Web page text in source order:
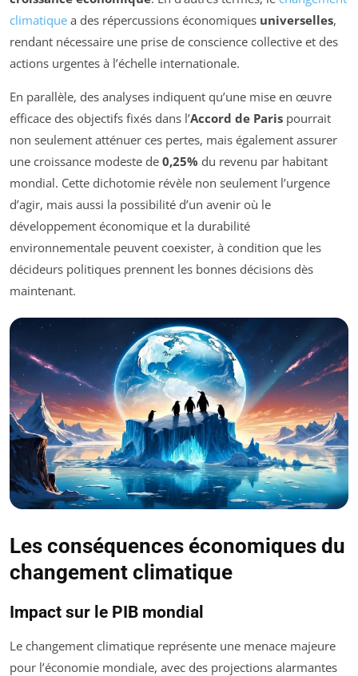
climatique a des répercussions économiques universelles,
rendant nécessaire une prise de conscience collective et des
actions urgentes à l’échelle internationale.
En parallèle, des analyses indiquent qu’une mise en œuvre
efficace des objectifs fixés dans l’Accord de Paris pourrait
non seulement atténuer ces pertes, mais également assurer
une croissance modeste de 0,25% du revenu par habitant
mondial. Cette dichotomie révèle non seulement l’urgence
d’agir, mais aussi la possibilité d’un avenir où le
développement économique et la durabilité
environnementale peuvent coexister, à condition que les
décideurs politiques prennent les bonnes décisions dès
maintenant.
Les conséquences économiques du
changement climatique
Impact sur le PIB mondial
Le changement climatique représente une menace majeure
pour l’économie mondiale, avec des projections alarmantes